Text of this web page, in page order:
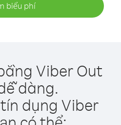
biểu phí
Viber Out
dàng.
dụng Viber